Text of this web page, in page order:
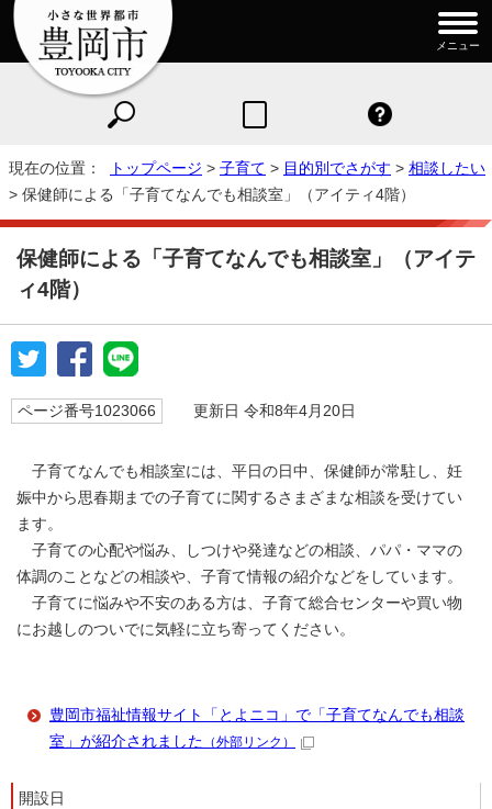
メニュー
現在の位置： トップページ > 子育て > 目的別でさがす > 相談したい
> 保健師による「子育てなんでも相談室」（アイティ4階）
保健師による「子育てなんでも相談室」（アイテ
ィ4階）
ページ番号1023066 更新日 令和8年4月20日
子育てなんでも相談室には、平日の日中、保健師が常駐し、妊
娠中から思春期までの子育てに関するさまざまな相談を受けてい
ます。
子育ての心配や悩み、しつけや発達などの相談、パパ・ママの
体調のことなどの相談や、子育て情報の紹介などをしています。
子育てに悩みや不安のある方は、子育て総合センターや買い物
にお越しのついでに気軽に立ち寄ってください。
豊岡市福祉情報サイト「とよニコ」で「子育てなんでも相談
室」が紹介されました （外部リンク）
開設日